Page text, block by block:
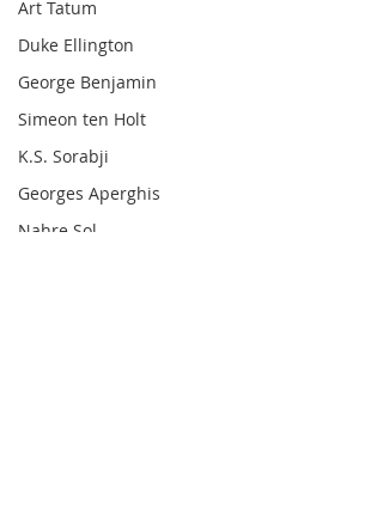
Art Tatum
Duke Ellington
George Benjamin
Simeon ten Holt
K.S. Sorabji
Georges Aperghis
Nahre Sol